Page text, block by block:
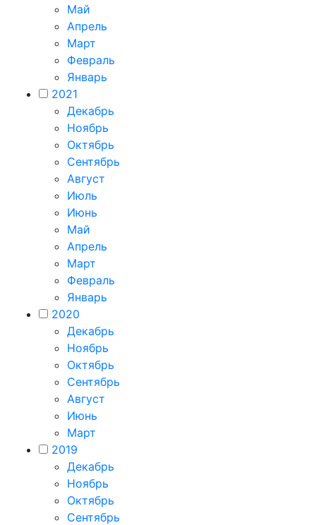
Май
Апрель
Март
Февраль
Январь
2021
Декабрь
Ноябрь
Октябрь
Сентябрь
Август
Июль
Июнь
Май
Апрель
Март
Февраль
Январь
2020
Декабрь
Ноябрь
Октябрь
Сентябрь
Август
Июнь
Март
2019
Декабрь
Ноябрь
Октябрь
Сентябрь